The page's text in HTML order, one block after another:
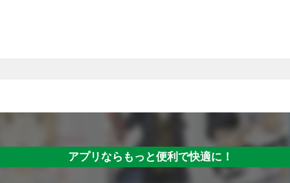
アプリならもっと便利で快適に！